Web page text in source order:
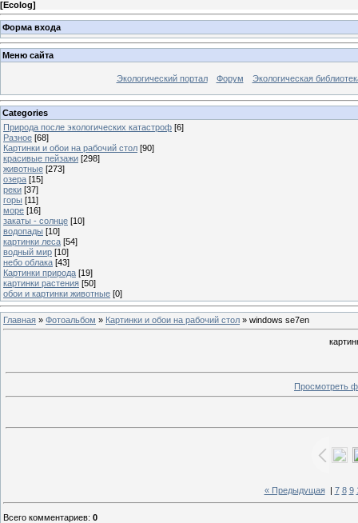
[Ecolog]
Форма входа
Меню сайта
Экологический портал Форум Экологическая
Categories
Природа после экологических катастроф [6]
Разное [68]
Картинки и обои на рабочий стол [90]
красивые пейзажи [298]
животные [273]
озера [15]
реки [37]
горы [11]
море [16]
закаты - солнце [10]
водопады [10]
картинки леса [54]
водный мир [10]
небо облака [43]
Картинки природа [19]
картинки растения [50]
обои и картинки животные [0]
Главная » Фотоальбом » Картинки и обои на рабочий стол » windows se7en
Просмотреть
« Предыдущая| 7 8 9
Всего комментариев: 0